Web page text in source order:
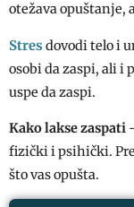
otežava opuštanje,
Stres dovodi telo i
osobi da zaspi, ali i
uspe da zaspi.
Kako lakse zaspati
fizički i psihički.
što vas opušta.